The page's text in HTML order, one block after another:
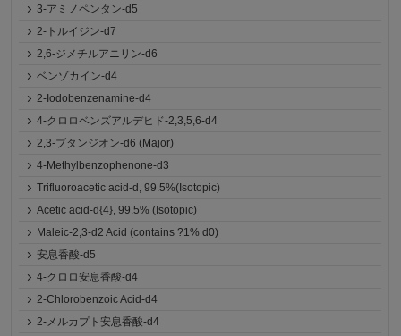
3-アミノペンタン-d5
2-トルイジン-d7
2,6-ジメチルアニリン-d6
ベンゾカイン-d4
2-Iodobenzenamine-d4
4-クロロベンズアルデヒド-2,3,5,6-d4
2,3-ブタンジオン-d6 (Major)
4-Methylbenzophenone-d3
Trifluoroacetic acid-d, 99.5%(Isotopic)
Acetic acid-d{4}, 99.5% (Isotopic)
Maleic-2,3-d2 Acid (contains ?1% d0)
安息香酸-d5
4-クロロ安息香酸-d4
2-Chlorobenzoic Acid-d4
2-メルカプト安息香酸-d4